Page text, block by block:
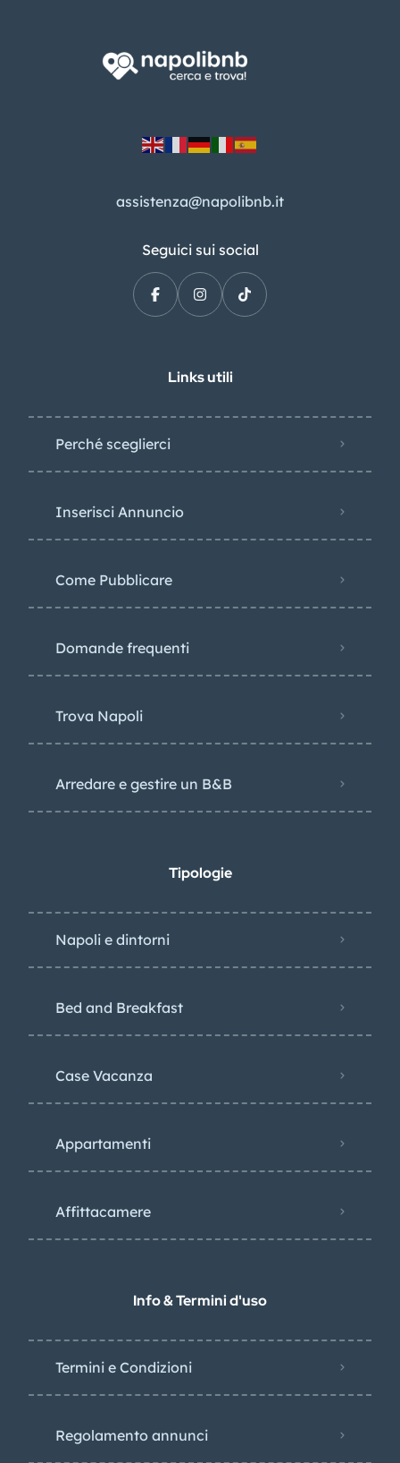
assistenza@napolibnb.it
Seguici sui social
Links utili
Perché sceglierci
Inserisci Annuncio
Come Pubblicare
Domande frequenti
Trova Napoli
Arredare e gestire un B&B
Tipologie
Napoli e dintorni
Bed and Breakfast
Case Vacanza
Appartamenti
Affittacamere
Info & Termini d'uso
Termini e Condizioni
Regolamento annunci